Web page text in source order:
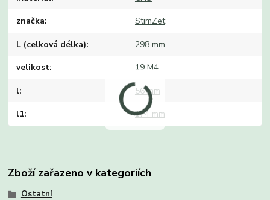
značka StimZet
L (celková délka) 298 mm
velikost 19 M4
l 56 mm
l1 174 mm
Zboží zařazeno v kategoriích
Ostatní